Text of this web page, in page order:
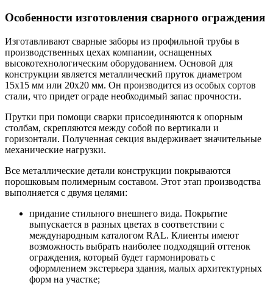
Особенности изготовления сварного ограждения
Изготавливают сварные заборы из профильной трубы в
производственных цехах компании, оснащенных
высокотехнологическим оборудованием. Основой для
конструкции является металлический пруток диаметром
15х15 мм или 20х20 мм. Он производится из особых сортов
стали, что придет ограде необходимый запас прочности.
Прутки при помощи сварки присоединяются к опорным
столбам, скрепляются между собой по вертикали и
горизонтали. Полученная секция выдерживает значительные
механические нагрузки.
Все металлические детали конструкции покрываются
порошковым полимерным составом. Этот этап производства
выполняется с двумя целями:
придание стильного внешнего вида. Покрытие
выпускается в разных цветах в соответствии с
международным каталогом RAL. Клиенты имеют
возможность выбрать наиболее подходящий оттенок
ограждения, который будет гармонировать с
оформлением экстерьера здания, малых архитектурных
форм на участке;